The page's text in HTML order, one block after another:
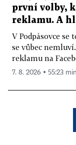
první volby,
reklamu. A
V Podpásovce
se vůbec
reklamu na
7. 8. 2026 ▪ 55:23